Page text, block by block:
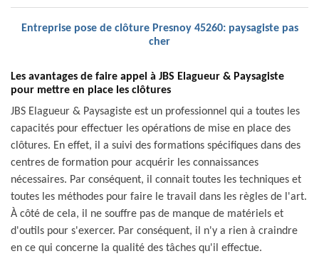
Entreprise pose de clôture Presnoy 45260: paysagiste pas
cher
Les avantages de faire appel à JBS Elagueur & Paysagiste
pour mettre en place les clôtures
JBS Elagueur & Paysagiste est un professionnel qui a toutes les
capacités pour effectuer les opérations de mise en place des
clôtures. En effet, il a suivi des formations spécifiques dans des
centres de formation pour acquérir les connaissances
nécessaires. Par conséquent, il connait toutes les techniques et
toutes les méthodes pour faire le travail dans les règles de l'art.
À côté de cela, il ne souffre pas de manque de matériels et
d'outils pour s'exercer. Par conséquent, il n'y a rien à craindre
en ce qui concerne la qualité des tâches qu'il effectue.